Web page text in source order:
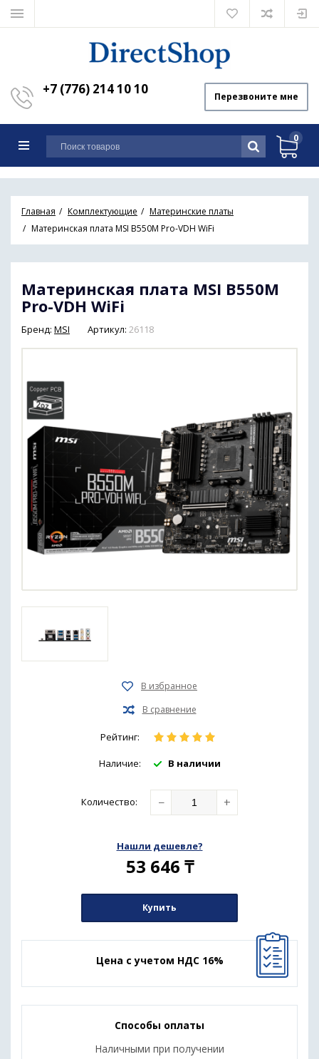
+7 (776) 214 10 10 Перезвоните мне
0
Главная Комплектующие
Материнские платы
Материнская плата MSI B550M Pro-VDH WiFi
Материнская плата MSI B550M
Pro-VDH WiFi
Бренд: MSI Артикул: 26118
Рейтинг:
Наличие: В наличии
Количество: − +
Нашли дешевле?
53 646 ₸
Купить
Цена с учетом НДС 16%
Способы оплаты
Наличными при получении